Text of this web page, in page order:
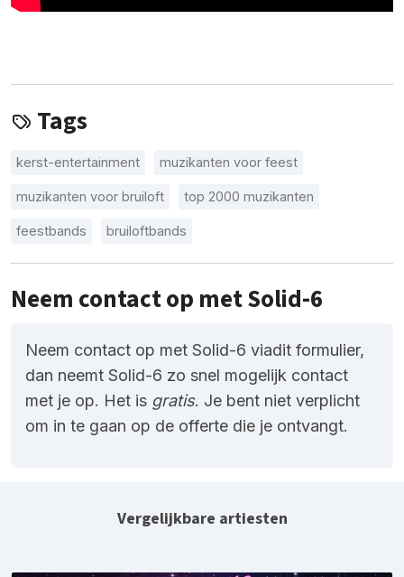
Tags
kerst-entertainment muzikanten voor feest
muzikanten voor bruiloft top 2000 muzikanten
feestbands bruiloftbands
Neem contact op met Solid-6
Neem contact op met Solid-6 viadit formulier,
dan neemt Solid-6 zo snel mogelijk contact
met je op. Het is gratis. Je bent niet verplicht
om in te gaan op de offerte die je ontvangt.
Vergelijkbare artiesten